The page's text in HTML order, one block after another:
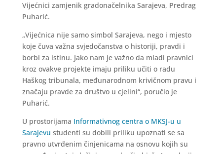
Vijećnici zamjenik gradonačelnika Sarajeva, Predrag
Puharić.
„Vijećnica nije samo simbol Sarajeva, nego i mjesto
koje čuva važna svjedočanstva o historiji, pravdi i
borbi za istinu. Jako nam je važno da mladi pravnici
kroz ovakve projekte imaju priliku učiti o radu
Haškog tribunala, međunarodnom krivičnom pravu i
značaju pravde za društvo u cjelini“, poručio je
Puharić.
U prostorijama Informativnog centra o MKSJ-u u
Sarajevu studenti su dobili priliku upoznati se sa
pravno utvrđenim činjenicama na osnovu kojih su